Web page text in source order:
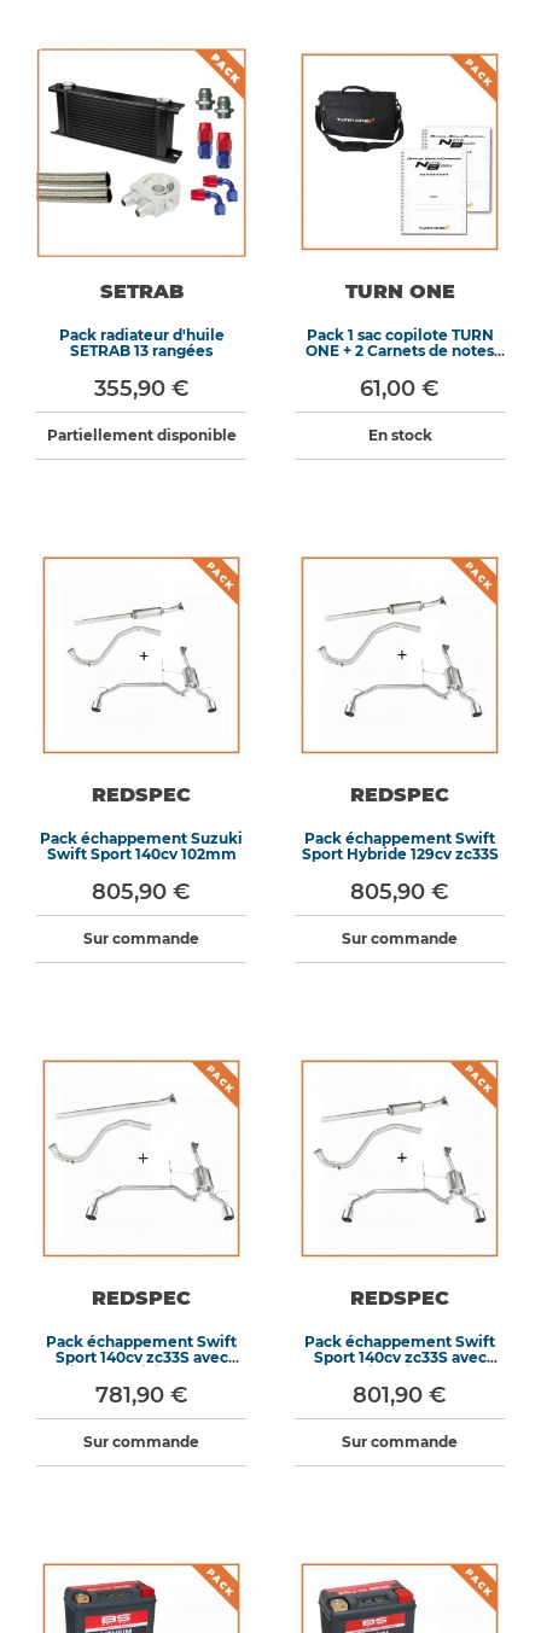
SETRAB
Pack radiateur d'huile
SETRAB 13 rangées
355,90 €
Partiellement disponible
TURN ONE
Pack 1 sac copilote TURN
ONE + 2 Carnets de notes
61,00 €
En stock
REDSPEC
Pack échappement Suzuki
Swift Sport 140cv 102mm
805,90 €
Sur commande
REDSPEC
Pack échappement Swift
Sport Hybride 129cv zc33S
805,90 €
Sur commande
REDSPEC
Pack échappement Swift
Sport 140cv zc33S avec
781,90 €
Sur commande
REDSPEC
Pack échappement Swift
Sport 140cv zc33S avec
801,90 €
Sur commande